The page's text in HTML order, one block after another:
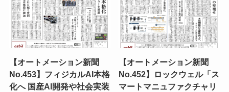
【オートメーション新聞
No.453】フィジカルAI本格
化へ 国産AI開発や社会実装
【オートメーション新聞
No.452】ロックウェル「ス
マートマニュファクチャリ